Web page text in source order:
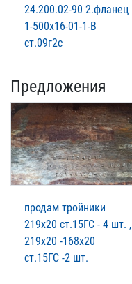
24.200.02-90 2.фланец
1-500х16-01-1-В
ст.09г2с
Предложения
продам тройники
219х20 ст.15ГС - 4 шт. ,
219х20 -168х20
ст.15ГС -2 шт.